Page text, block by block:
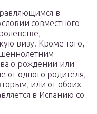
в
совместного
визу. Кроме того,
о рождении или
от одного родителя,
или от обоих
в Испанию со